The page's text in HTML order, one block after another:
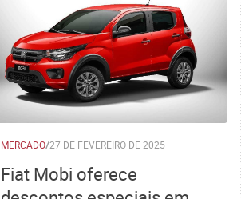
MERCADO/27 DE FEVEREIRO DE 2025
Fiat Mobi oferece